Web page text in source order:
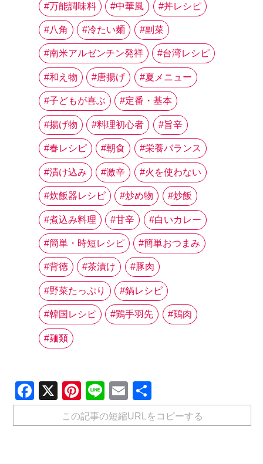
万能調味料 中華風 丼レシピ
八角 冷たい麺 副菜
南米アルゼンチン発祥 台湾レシピ
和え物 唐揚げ 夏メニュー
子どもが喜ぶ 定番・基本
揚げ物 料理初心者 旨辛
春レシピ 朝食 栄養バランス
漬け込み 激辛 火を使わない
炊飯器レシピ 炒め物 炒飯
煮込み料理 甘辛 白いカレー
簡単・時短レシピ 簡単おつまみ
背徳 茶漬け 豚肉
野菜たっぷり 鍋レシピ
韓国レシピ 鶏手羽先 鶏肉
麺類
Facebook
X Pinterest
LineEmail
有
この記事の短縮URLをコピーする